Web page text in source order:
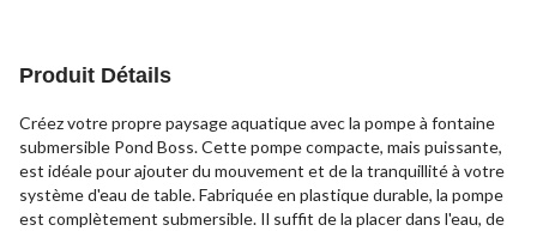
Produit Détails
Créez votre propre paysage aquatique avec la pompe à fontaine
submersible Pond Boss. Cette pompe compacte, mais puissante,
est idéale pour ajouter du mouvement et de la tranquillité à votre
système d'eau de table. Fabriquée en plastique durable, la pompe
est complètement submersible. Il suffit de la placer dans l'eau, de